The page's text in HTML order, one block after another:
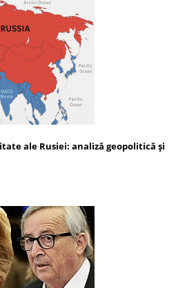
ale Rusiei: analiză geopolitică și